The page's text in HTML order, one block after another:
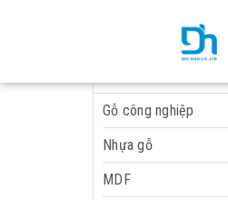
Gỗ công nghiệp
Nhựa gỗ
MDF